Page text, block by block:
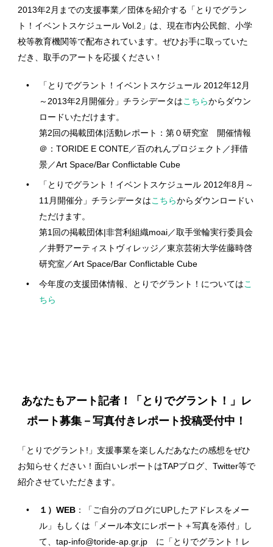
2013年2月までの支援事業／団体を紹介する「とりでグラン
ト！イベントスケジュール Vol.2」は、現在市内公民館、小学
校等教育機関等で配布されています。ぜひお手に取っていた
だき、取手のアートを応援ください！
「とりでグラント！イベントスケジュール 2012年12月
～2013年2月開催分」チラシデータはこちらからダウン
ロードいただけます。
第2回の掲載団体|活動レポート：第０研究室 開催情報
＠：TORIDE E CONTE／百のれんプロジェクト／拝借
景／Art Space/Bar Conflictable Cube
「とりでグラント！イベントスケジュール 2012年8月～
11月開催分」チラシデータはこちらからダウンロードい
ただけます。
第1回の掲載団体|非営利組織moai／取手蛍輪実行委員会
／井野アーティストヴィレッジ／東京芸術大学佐藤時啓
研究室／Art Space/Bar Conflictable Cube
今年度の支援団体情報、とりでグラント！についてはこ
ちら
あなたもアート記者！「とりでグラント！」レ
ポート募集－写真付きレポート投稿受付中！
「とりでグラント!」支援事業を楽しんだあなたの感想をぜひ
お知らせください！面白いレポートはTAPブログ、Twitter等で
紹介させていただきます。
１）WEB：「ご自分のブログにUPしたアドレスをメー
ル」もしくは「メール本文にレポート＋写真を添付」し
て、tap-info@toride-ap.gr.jp に「とりでグラント！レ